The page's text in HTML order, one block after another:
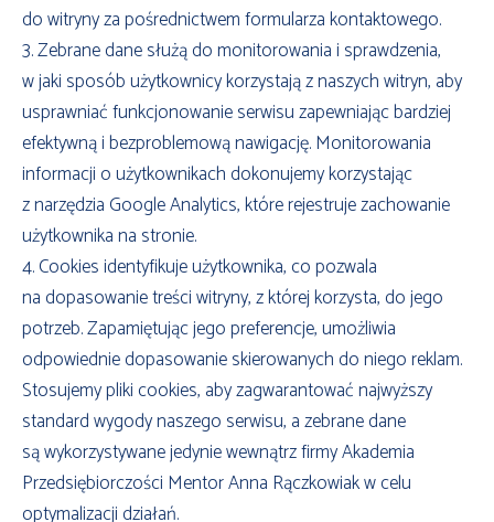
do witryny za pośrednictwem formularza kontaktowego.
3. Zebrane dane służą do monitorowania i sprawdzenia,
w jaki sposób użytkownicy korzystają z naszych witryn, aby
usprawniać funkcjonowanie serwisu zapewniając bardziej
efektywną i bezproblemową nawigację. Monitorowania
informacji o użytkownikach dokonujemy korzystając
z narzędzia Google Analytics, które rejestruje zachowanie
użytkownika na stronie.
4. Cookies identyfikuje użytkownika, co pozwala
na dopasowanie treści witryny, z której korzysta, do jego
potrzeb. Zapamiętując jego preferencje, umożliwia
odpowiednie dopasowanie skierowanych do niego reklam.
Stosujemy pliki cookies, aby zagwarantować najwyższy
standard wygody naszego serwisu, a zebrane dane
są wykorzystywane jedynie wewnątrz firmy Akademia
Przedsiębiorczości Mentor Anna Rączkowiak w celu
optymalizacji działań.